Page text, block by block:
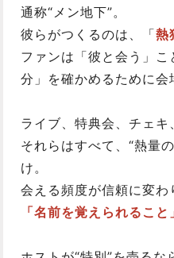
通称“メン地下”。
彼らがつくるのは、「熱
ファンは「彼と会う」
分」を確かめるために会
ライブ、特典会、チェ
それらはすべて、“熱量
け。
会える頻度が信頼に変わ
「名前を覚えられるこ